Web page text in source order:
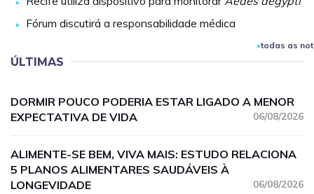
Fórum discutirá a responsabilidade médica
todas as
ÚLTIMAS
DORMIR POUCO PODERIA ESTAR LIGADO A MENOR
EXPECTATIVA DE VIDA
06/08/2026
ALIMENTE-SE BEM, VIVA MAIS: ESTUDO RELACIONA
5 PLANOS ALIMENTARES SAUDÁVEIS À
LONGEVIDADE
06/08/2026